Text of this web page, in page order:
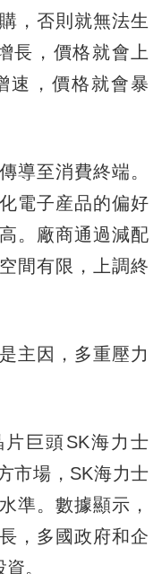
，否則就無法生
長，價格就會上
速，價格就會暴
至消費終端。
電子産品的偏好
。廠商通過減配
間有限，上調終
因，多重壓力
巨頭SK海力士
市場，SK海力士
準。數據顯示，
，多國政府和企
。